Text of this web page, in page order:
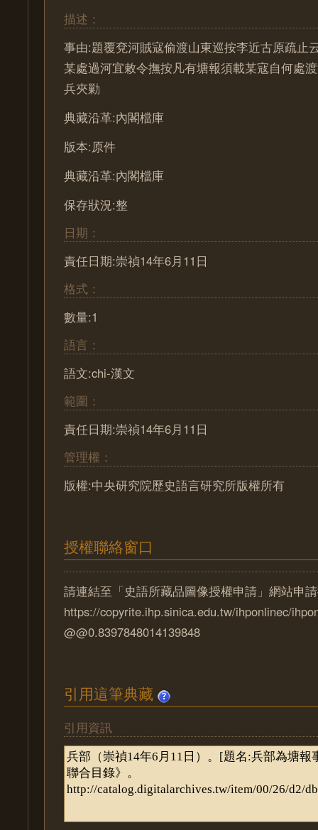
描述：
事由:題覆兗河賊寇偷渡山東巡按李近古原疏止
某處過河宜敕令撫按凡有塘報須載某寇自何處
兵夾勦
典藏沿革:內閣檔庫
版本:原件
典藏沿革:內閣檔庫
保存狀況:整
日期：
責任日期:崇禎14年6月11日
格式：
數量:1
語言：
語文:chi-漢文
範圍：
責任日期:崇禎14年6月11日
管理權：
版權:中央研究院歷史語言研究所版權所有
授權聯絡窗口
請連結至「史語所藏品圖像授權申請」網站申
https://copyrite.ihp.sinica.edu.tw/ihponlinec/
@@0.8397848014139848
引用這筆典藏
引用資訊